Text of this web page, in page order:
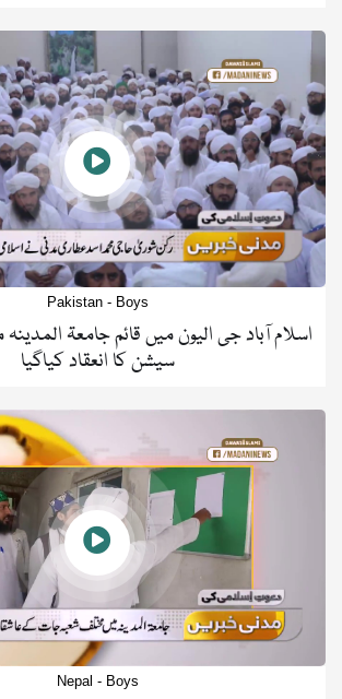
Pakistan - Boys
اسلام آباد جی الیون میں قائم جامعۃ
سیشن کا انعقاد کیاگیا
Nepal - Boys